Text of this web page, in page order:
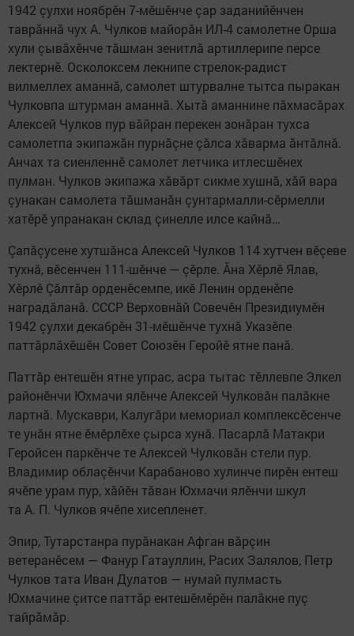
1942 çулхи ноябрӗн 7-мӗшӗнче çар заданийӗнчен
таврăннă чух А. Чулков майорăн ИЛ-4 самолетне Орша
хули çывăхӗнче тăшман зенитлă артиллерипе персе
лектернӗ. Осколоксем лекнипе стрелок-радист
вилмеллех аманнă, самолет штурвалне тытса пыракан
Чулковпа штурман аманнă. Хытă аманнине пăхмасăрах
Алексей Чулков пур вăйран перекен зонăран тухса
самолетпа экипажăн пурнăçне çăлса хăварма ăнтăлнă.
Анчах та сиенленнӗ самолет летчика итлесшӗнех
пулман. Чулков экипажа хăвăрт сикме хушнă, хăй вара
çунакан самолета тăшманăн çунтармалли-сӗрмелли
хатӗрӗ упранакан склад çинелле илсе кайнă…
Çапăçусене хутшăнса Алексей Чулков 114 хутчен вӗçеве
тухнă, вӗсенчен 111-шӗнче — çӗрле. Ăна Хӗрлӗ Ялав,
Хӗрлӗ Çăлтăр орденӗсемпе, икӗ Ленин орденӗпе
наградăланă. СССР Верховнăй Совечӗн Президиумӗн
1942 çулхи декабрӗн 31-мӗшӗнче тухнă Указӗпе
паттăрлăхӗшӗн Совет Союзӗн Геройӗ ятне панă.
Паттăр ентешӗн ятне упрас, асра тытас тӗллевпе Элкел
районӗнчи Юхмачи ялӗнче Алексей Чулковăн палăкне
лартнă. Мускаври, Калугăри мемориал комплексӗсенче
те унăн ятне ӗмӗрлӗхе çырса хунă. Пасарлă Матакри
Геройсен паркӗнче те Алексей Чулковăн стели пур.
Владимир облаçӗнчи Карабаново хулинче пирӗн ентеш
ячӗпе урам пур, хăйӗн тăван Юхмачи ялӗнчи шкул
та А. П. Чулков ячӗпе хисепленет.
Эпир, Тутарстанра пурăнакан Афган вăрçин
ветеранӗсем — Фанур Гатауллин, Расих Залялов, Петр
Чулков тата Иван Дулатов — нумай пулмасть
Юхмачине çитсе паттăр ентешӗмӗрӗн палăкне пуç
тайрăмăр.